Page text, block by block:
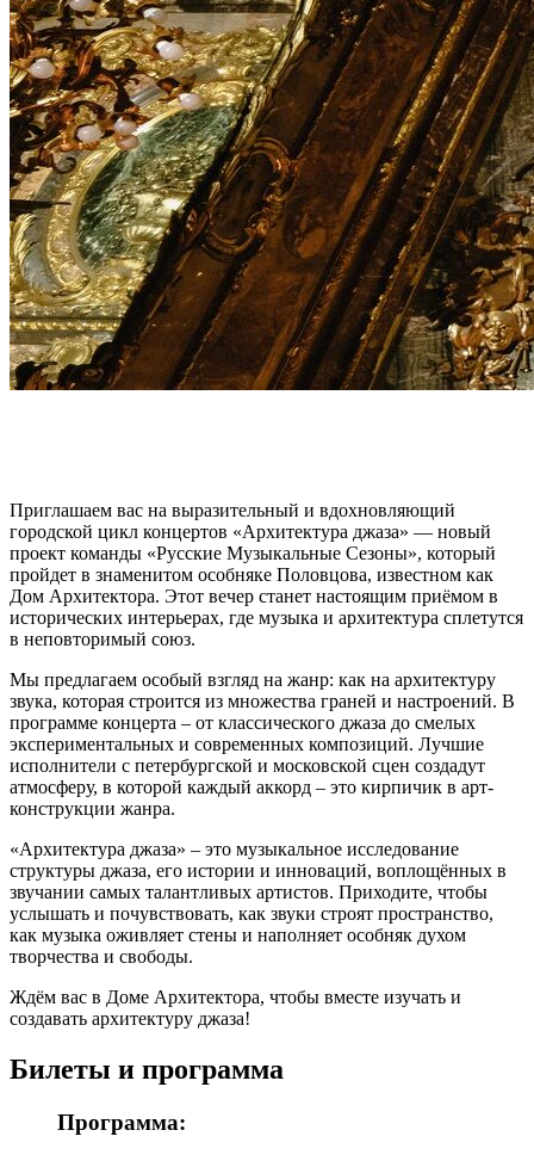
Приглашаем вас на выразительный и вдохновляющий
городской цикл концертов «Архитектура джаза» — новый
проект команды «Русские Музыкальные Сезоны», который
пройдет в знаменитом особняке Половцова, известном как
Дом Архитектора. Этот вечер станет настоящим приёмом в
исторических интерьерах, где музыка и архитектура сплетутся
в неповторимый союз.
Мы предлагаем особый взгляд на жанр: как на архитектуру
звука, которая строится из множества граней и настроений. В
программе концерта – от классического джаза до смелых
экспериментальных и современных композиций. Лучшие
исполнители с петербургской и московской сцен создадут
атмосферу, в которой каждый аккорд – это кирпичик в арт-
конструкции жанра.
«Архитектура джаза» – это музыкальное исследование
структуры джаза, его истории и инноваций, воплощённых в
звучании самых талантливых артистов. Приходите, чтобы
услышать и почувствовать, как звуки строят пространство,
как музыка оживляет стены и наполняет особняк духом
творчества и свободы.
Ждём вас в Доме Архитектора, чтобы вместе изучать и
создавать архитектуру джаза!
Билеты и программа
Программа: